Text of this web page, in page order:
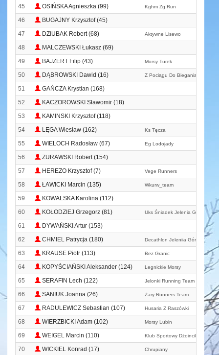
45 OSIŃSKA Agnieszka (99) Kghm Zg Run
46
BUGAJNY Krzysztof (45)
47
DZIUBAK Robert (68) Aktywne Lisewo
48
MALCZEWSKI Łukasz (69)
49
BAJZERT Filip (43) Morsy Turek
50 DĄBROWSKI Dawid (16) Z Pociągu Do Biegania
51
GAŃCZA Krystian (168)
52
KACZOROWSKI Sławomir (18)
53
KAMINSKI Krzysztof (118)
54
LĘGA Wiesław (162) Ks Tęcza
55 WIELOCH Radosław (67) Eg Lodojady
56
ŻURAWSKI Robert (154)
57
HEREZO Krzysztof (7) Vege Runners
58 ŁAWICKI Marcin (135) Wkurw_team
59
KOWALSKA Karolina (112)
60
KOŁODZIEJ Grzegorz (81) Uks Śniadek Jelenia Góra
61
DYWAŃSKI Artur (153)
62
CHMIEL Patrycja (180) Decathlon Jeleniia Góra
63 KRAUSE Piotr (113) Bez Granic
64 KOPYŚCIAŃSKI Aleksander (124) Legnickie Morsy
65 SERAFIN Lech (122) Jelonki Running Team
66 SANIUK Joanna (26) Żary Runners Team
67 RADULEWICZ Sebastian (107) Husaria Z Raszówki
68 WIERZBICKI Adam (102) Morsy Lubin
69 WEIGEL Marcin (110) Klub Sportowy Dżoincik
70 WICKIEL Konrad (17) Chrupiany